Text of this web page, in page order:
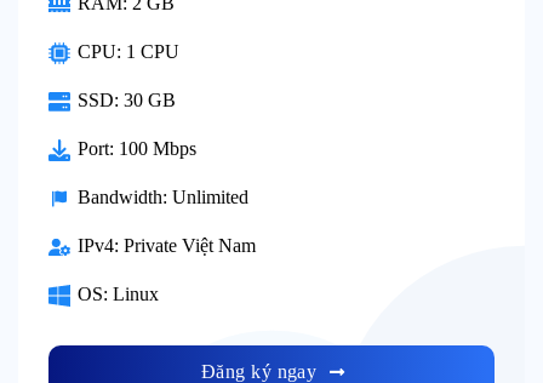
CPU: 1 CPU
SSD: 30 GB
Port: 100 Mbps
Bandwidth: Unlimited
IPv4: Private Việt Nam
OS: Linux
Đăng ký ngay